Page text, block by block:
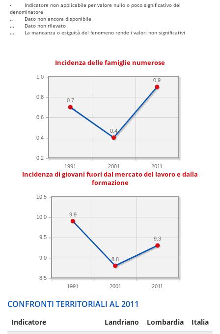
-
Indicatore non applicabile per valore nullo o poco significativo del
denominatore
..
Dato non ancora disponibile
...
Dato non rilevato
....
La mancanza o esiguità del fenomeno rende i valori non significativi
Incidenza delle famiglie numerose
1991 2001 2011
0.2
0.4
0.6
0.8
1.0
0.9
0.4
0.7
Incidenza di giovani fuori dal mercato del lavoro e dalla
formazione
1991 2001 2011
8.5
9.0
9.5
10.0
10.5
9.3
8.8
9.9
CONFRONTI TERRITORIALI AL 2011
Indicatore Landriano Lombardia Italia